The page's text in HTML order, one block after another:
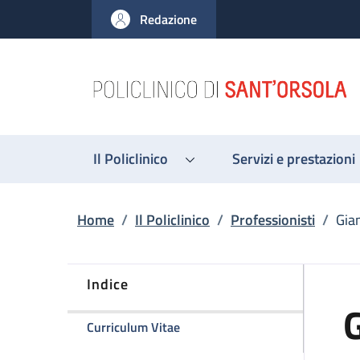
al contenuto principale
to footer content
Redazione
Il Policlinico Servizi e prestazioni
Briciole di pane
Home / Il Policlinico / Professionisti /
Indice
Curriculum Vitaedella pagina Gianni Di Croce